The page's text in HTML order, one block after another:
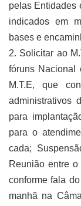
pelas Entidades
indicados em
bases e
2. Solicitar ao
fóruns Nacional
M.T.E, que
administrativos
para
para o
cada;
Reunião entre
conforme fala
manhã na